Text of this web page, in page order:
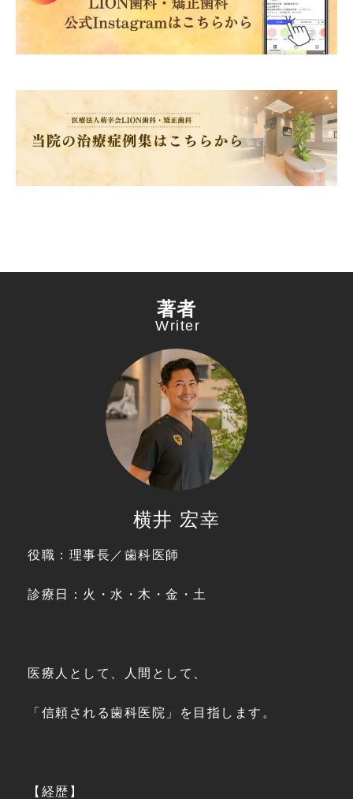
著者
Writer
横井 宏幸
役職：理事長／歯科医師
診療日：火・水・木・金・土
医療人として、人間として、
「信頼される歯科医院」を目指します。
【経歴】